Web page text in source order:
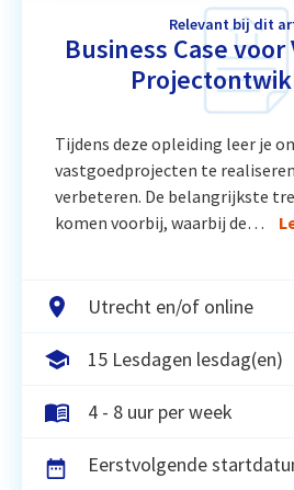
Relevant bij dit
Business Case
Tijdens deze opleiding leer je
vastgoedprojecten te
verbeteren. De belangrijkste
komen voorbij, waarbij de…
Utrecht en/of online
15 Lesdagen lesdag(en)
4 - 8 uur per week
Eerstvolgende